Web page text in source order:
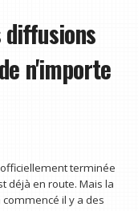
n'importe
terminée
déjà en route. Mais la
il y a des